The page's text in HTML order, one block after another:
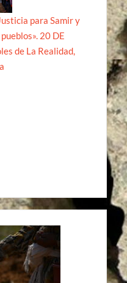
para Samir y
20 DE
de La Realidad,